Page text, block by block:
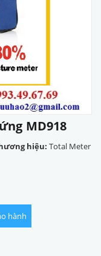
MD918
hiệu: Total Meter
hành